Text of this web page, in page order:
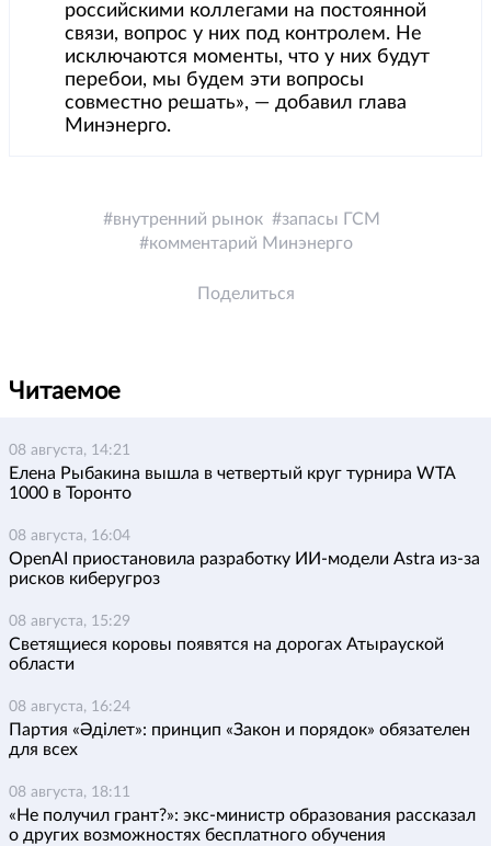
российскими коллегами на постоянной
связи, вопрос у них под контролем. Не
исключаются моменты, что у них будут
перебои, мы будем эти вопросы
совместно решать», — добавил глава
Минэнерго.
внутренний рынок
запасы ГСМ
комментарий Минэнерго
Поделиться
Читаемое
08 августа, 14:21
Елена Рыбакина вышла в четвертый круг турнира WTA
1000 в Торонто
08 августа, 16:04
OpenAI приостановила разработку ИИ-модели Astra из-за
рисков киберугроз
08 августа, 15:29
Светящиеся коровы появятся на дорогах Атырауской
области
08 августа, 16:24
Партия «Әділет»: принцип «Закон и порядок» обязателен
для всех
08 августа, 18:11
«Не получил грант?»: экс-министр образования рассказал
о других возможностях бесплатного обучения